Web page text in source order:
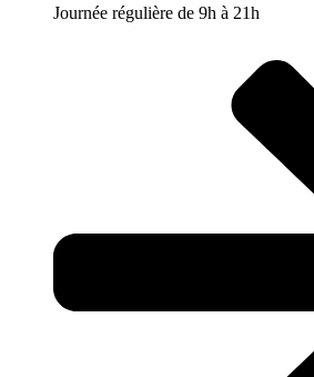
Journée régulière de 9h à 21h